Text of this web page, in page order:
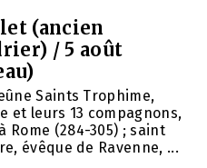
(ancien
/ 5 août
Saints Trophime,
et leurs 13 compagnons,
Rome (284-305) ; saint
évêque de Ravenne, ...